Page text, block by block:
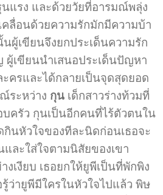
แรง และด้วยวัยที่อารมณ์พลุ่ง
ลื่อนด้วยความรักมักมีความบ้า
ผู้เขียนจึงยกประเด็นความรัก
เขียนนำเสนอประเด็นปัญหา
ครและได้กลายเป็นจุดสุดยอด
ระหว่าง กุน เด็กสาวร่างท้วมที่
ครัว กุนเป็นอีกคนที่ไร้ตัวตนใน
กินหัวใจของทีละนิดก่อนเธอจะ
ละใส่ใจตามนิสัยของเขา
เงียบ เธอยกให้ยูพีเป็นที่พักพิง
ว่ายูพีมีใครในหัวใจไปแล้ว พิษ